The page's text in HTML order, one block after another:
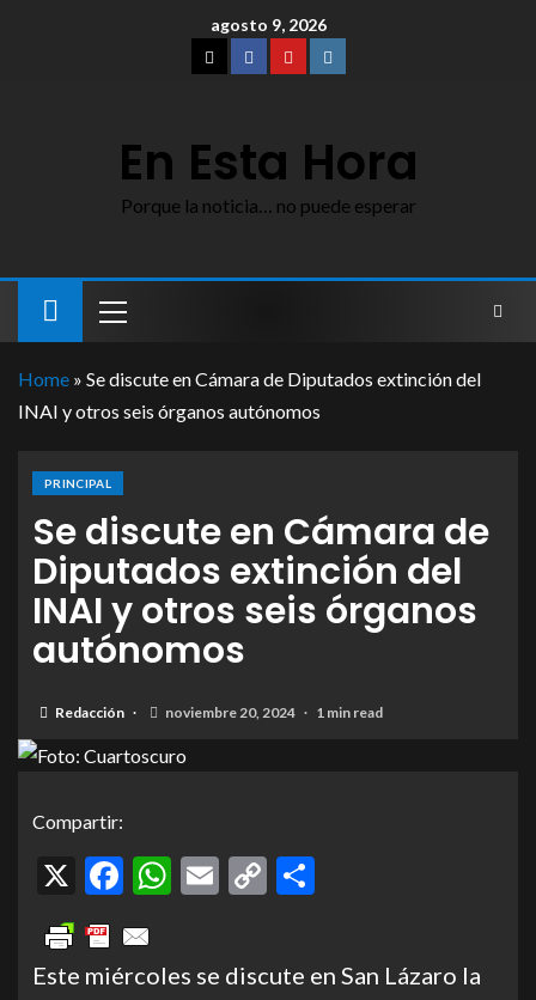
agosto 9, 2026
En Esta Hora
Porque la noticia… no puede esperar
Home » Se discute en Cámara de Diputados extinción del
INAI y otros seis órganos autónomos
PRINCIPAL
Se discute en Cámara de
Diputados extinción del
INAI y otros seis órganos
autónomos
Redacción noviembre 20, 2024 1 min read
Compartir:
X Facebook
WhatsApp
Email
Copy
Este miércoles se discute en San Lázaro la